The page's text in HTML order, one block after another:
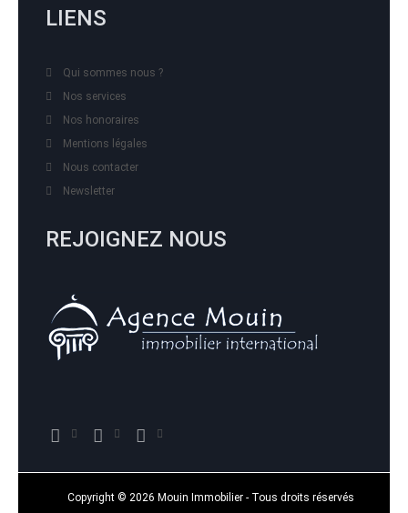
LIENS
Qui sommes nous ?
Nos services
Nos honoraires
Mentions légales
Nous contacter
Newsletter
REJOIGNEZ NOUS
Copyright © 2026 Mouin Immobilier - Tous droits réservés